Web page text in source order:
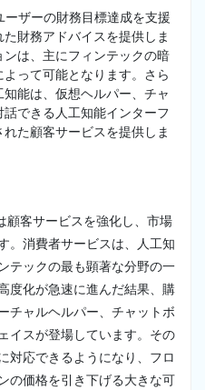
ザーの財務目標達成を支援
財務アドバイスを提供しま
は、主にフィンテックの暗
って可能となります。さら
能は、仮想ヘルパー、チャ
できる人工知能インターフ
た顧客サービスを提供しま
顧客サービスを強化し、市場
。消費者サービスは、人工知
テックの最も顕著な分野の一
度化が急速に進んだ結果、購
チャルヘルパー、チャットボ
イスが登場しています。その
対応できるようになり、フロ
の価格を引き下げる大きな可